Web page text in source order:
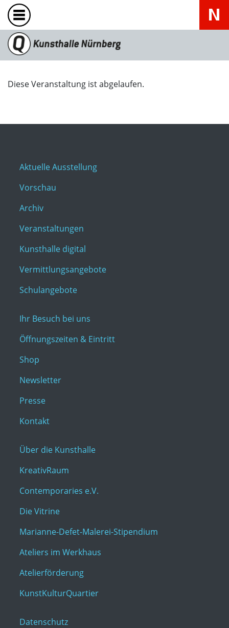
Diese Veranstaltung ist abgelaufen.
Aktuelle Ausstellung
Vorschau
Archiv
Veranstaltungen
Kunsthalle digital
Vermittlungsangebote
Schulangebote
Ihr Besuch bei uns
Öffnungszeiten & Eintritt
Shop
Newsletter
Presse
Kontakt
Über die Kunsthalle
KreativRaum
Contemporaries e.V.
Die Vitrine
Marianne-Defet-Malerei-Stipendium
Ateliers im Werkhaus
Atelierförderung
KunstKulturQuartier
Datenschutz